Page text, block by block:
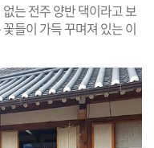
는 전주 양반 댁이라고 보
들이 가득 꾸며져 있는 이